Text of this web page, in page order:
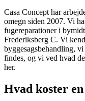
Casa Concept har
omegn siden 2007. Vi
fugereparationer i
Frederiksberg C. Vi
byggesagsbehandling,
findes, og vi ved hvad
her.
Hvad koster